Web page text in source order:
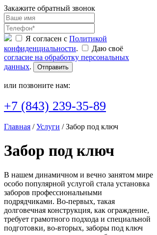
Закажите обратный звонок
Я согласен с Политикой
конфиденциальности.
Даю своё
согласие на обработку персональных
данных. Отправить
или позвоните нам:
+7 (843) 239-35-89
Главная /Услуги / Забор под ключ
Забор под ключ
В нашем динамичном и вечно занятом мире
особо популярной услугой стала установка
заборов профессиональными
подрядчиками. Во-первых, такая
долговечная конструкция, как ограждение,
требует грамотного подхода и специальной
подготовки, во-вторых, заборы под ключ